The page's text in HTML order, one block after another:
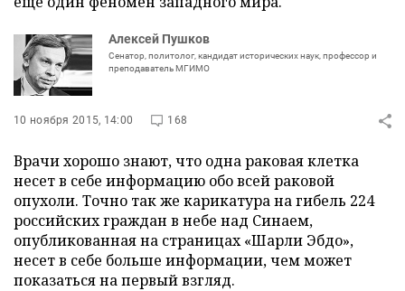
Алексей Пушков
Сенатор, политолог, кандидат исторических наук, профессор и
преподаватель МГИМО
10 ноября 2015, 14:00 168
Врачи хорошо знают, что одна раковая клетка
несет в себе информацию обо всей раковой
опухоли. Точно так же карикатура на гибель 224
российских граждан в небе над Синаем,
опубликованная на страницах «Шарли Эбдо»,
несет в себе больше информации, чем может
показаться на первый взгляд.